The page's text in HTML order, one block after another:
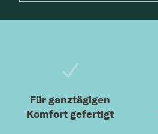
Für ganztägigen
Komfort gefertigt